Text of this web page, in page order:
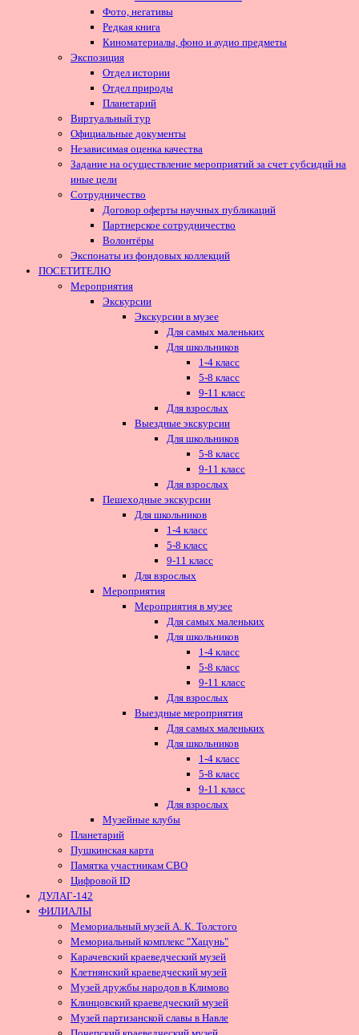
Фото, негативы
Редкая книга
Киноматериалы, фоно и аудио предметы
Экспозиция
Отдел истории
Отдел природы
Планетарий
Виртуальный тур
Официальные документы
Независимая оценка качества
Задание на осуществление мероприятий за счет субсидий на
иные цели
Сотрудничество
Договор оферты научных публикаций
Партнерское сотрудничество
Волонтёры
Экспонаты из фондовых коллекций
ПОСЕТИТЕЛЮ
Мероприятия
Экскурсии
Экскурсии в музее
Для самых маленьких
Для школьников
1-4 класс
5-8 класс
9-11 класс
Для взрослых
Выездные экскурсии
Для школьников
5-8 класс
9-11 класс
Для взрослых
Пешеходные экскурсии
Для школьников
1-4 класс
5-8 класс
9-11 класс
Для взрослых
Мероприятия
Мероприятия в музее
Для самых маленьких
Для школьников
1-4 класс
5-8 класс
9-11 класс
Для взрослых
Выездные мероприятия
Для самых маленьких
Для школьников
1-4 класс
5-8 класс
9-11 класс
Для взрослых
Музейные клубы
Планетарий
Пушкинская карта
Памятка участникам СВО
Цифровой ID
ДУЛАГ-142
ФИЛИАЛЫ
Мемориальный музей А. К. Толстого
Мемориальный комплекс "Хацунь"
Карачевский краеведческий музей
Клетнянский краеведческий музей
Музей дружбы народов в Климово
Клинцовский краеведческий музей
Музей партизанской славы в Навле